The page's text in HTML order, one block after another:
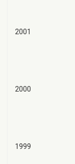
2001
2000
1999